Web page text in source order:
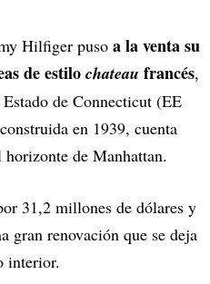
Hilfiger puso a la venta su
de estilo chateau francés,
de Connecticut (EE
en 1939, cuenta
de Manhattan.
31,2 millones de dólares y
gran renovación que se deja
interior.